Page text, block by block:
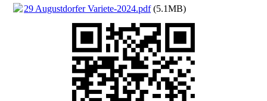
29 Augustdorfer Variete-2024.pdf(5.1MB)